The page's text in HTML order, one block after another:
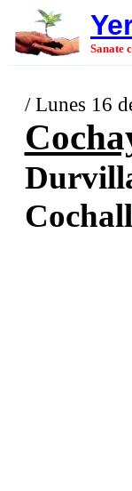
Sanate
/ Lunes 16